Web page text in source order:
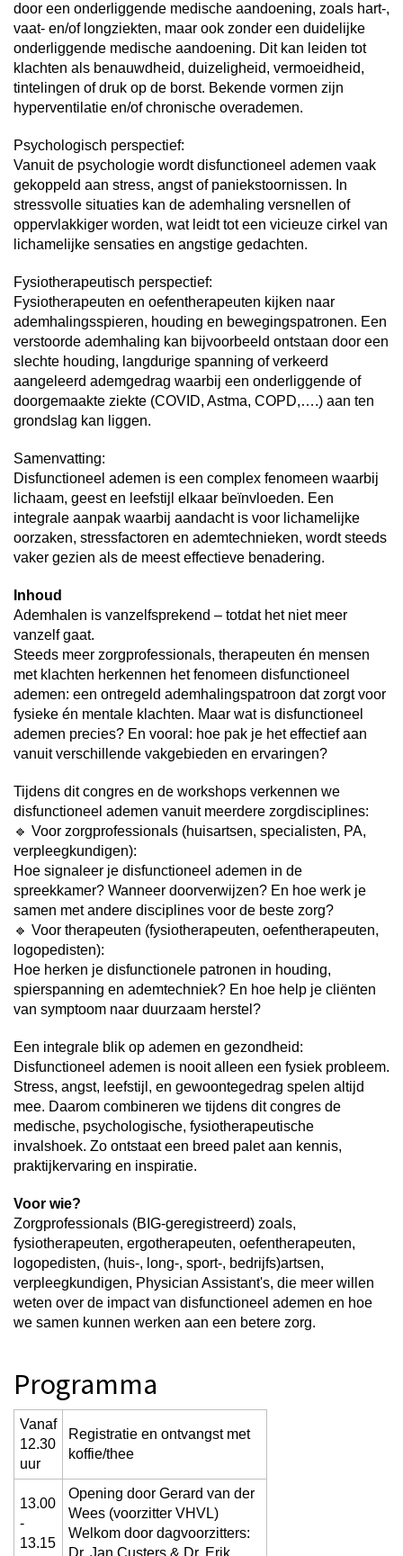
door een onderliggende medische aandoening, zoals hart-,
vaat- en/of longziekten, maar ook zonder een duidelijke
onderliggende medische aandoening. Dit kan leiden tot
klachten als benauwdheid, duizeligheid, vermoeidheid,
tintelingen of druk op de borst. Bekende vormen zijn
hyperventilatie en/of chronische overademen.
Psychologisch perspectief:
Vanuit de psychologie wordt disfunctioneel ademen vaak
gekoppeld aan stress, angst of paniekstoornissen. In
stressvolle situaties kan de ademhaling versnellen of
oppervlakkiger worden, wat leidt tot een vicieuze cirkel van
lichamelijke sensaties en angstige gedachten.
Fysiotherapeutisch perspectief:
Fysiotherapeuten en oefentherapeuten kijken naar
ademhalingsspieren, houding en bewegingspatronen. Een
verstoorde ademhaling kan bijvoorbeeld ontstaan door een
slechte houding, langdurige spanning of verkeerd
aangeleerd ademgedrag waarbij een onderliggende of
doorgemaakte ziekte (COVID, Astma, COPD,….) aan ten
grondslag kan liggen.
Samenvatting:
Disfunctioneel ademen is een complex fenomeen waarbij
lichaam, geest en leefstijl elkaar beïnvloeden. Een
integrale aanpak waarbij aandacht is voor lichamelijke
oorzaken, stressfactoren en ademtechnieken, wordt steeds
vaker gezien als de meest effectieve benadering.
Inhoud
Ademhalen is vanzelfsprekend – totdat het niet meer
vanzelf gaat.
Steeds meer zorgprofessionals, therapeuten én mensen
met klachten herkennen het fenomeen disfunctioneel
ademen: een ontregeld ademhalingspatroon dat zorgt voor
fysieke én mentale klachten. Maar wat is disfunctioneel
ademen precies? En vooral: hoe pak je het effectief aan
vanuit verschillende vakgebieden en ervaringen?
Tijdens dit congres en de workshops verkennen we
disfunctioneel ademen vanuit meerdere zorgdisciplines:
🔹 Voor zorgprofessionals (huisartsen, specialisten, PA,
verpleegkundigen):
Hoe signaleer je disfunctioneel ademen in de
spreekkamer? Wanneer doorverwijzen? En hoe werk je
samen met andere disciplines voor de beste zorg?
🔹 Voor therapeuten (fysiotherapeuten, oefentherapeuten,
logopedisten):
Hoe herken je disfunctionele patronen in houding,
spierspanning en ademtechniek? En hoe help je cliënten
van symptoom naar duurzaam herstel?
Een integrale blik op ademen en gezondheid:
Disfunctioneel ademen is nooit alleen een fysiek probleem.
Stress, angst, leefstijl, en gewoontegedrag spelen altijd
mee. Daarom combineren we tijdens dit congres de
medische, psychologische, fysiotherapeutische
invalshoek. Zo ontstaat een breed palet aan kennis,
praktijkervaring en inspiratie.
Voor wie?
Zorgprofessionals (BIG-geregistreerd) zoals,
fysiotherapeuten, ergotherapeuten, oefentherapeuten,
logopedisten, (huis-, long-, sport-, bedrijfs)artsen,
verpleegkundigen, Physician Assistant's, die meer willen
weten over de impact van disfunctioneel ademen en hoe
we samen kunnen werken aan een betere zorg.
Programma
Vanaf
12.30
uur
Registratie en ontvangst met
koffie/thee
13.00
-
13.15
Opening door Gerard van der
Wees (voorzitter VHVL)
Welkom door dagvoorzitters:
Dr. Jan Custers & Dr. Erik